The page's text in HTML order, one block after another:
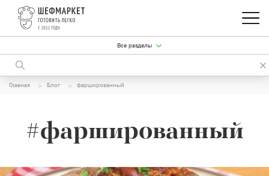
Все разделы
Главная Блог фаршированный
#фаршированный